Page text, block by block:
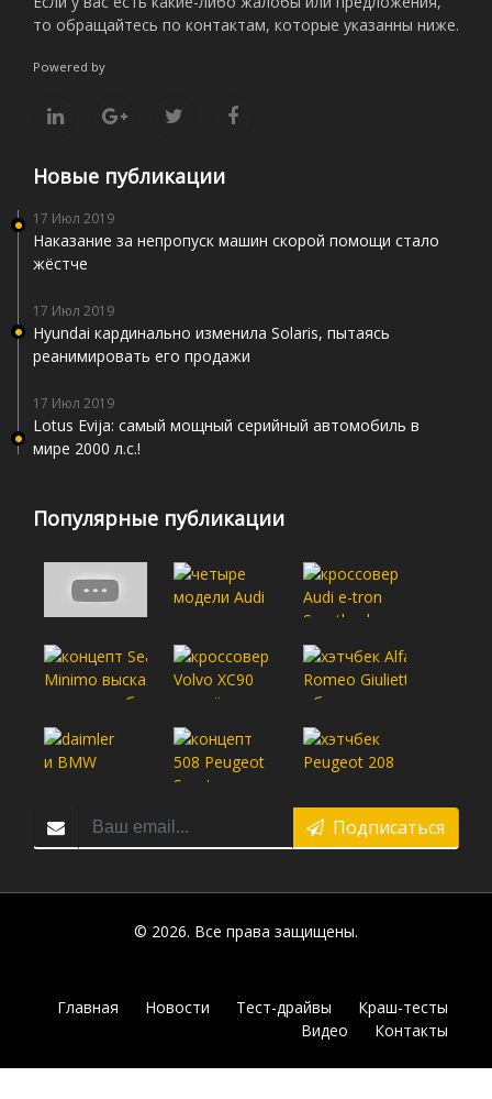
то обращайтесь по контактам, которые указанны ниже.
Powered by
Новые публикации
17 Июл 2019
Наказание за непропуск машин скорой помощи стало
жёстче
17 Июл 2019
Hyundai кардинально изменила Solaris, пытаясь
реанимировать его продажи
17 Июл 2019
Lotus Evija: самый мощный серийный автомобиль в
мире 2000 л.с.!
Популярные публикации
Подписаться
© 2026. Все права защищены.
Главная Новости Тест-драйвы
Краш-тесты
Видео
Контакты